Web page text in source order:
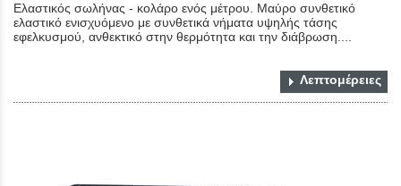
Ελαστικός σωλήνας - κολάρο ενός μέτρου. Μαύρο συνθετικό
ελαστικό ενισχυόμενο με συνθετικά νήματα υψηλής τάσης
εφελκυσμού, ανθεκτικό στην θερμότητα και την διάβρωση....
Λεπτομέρειες